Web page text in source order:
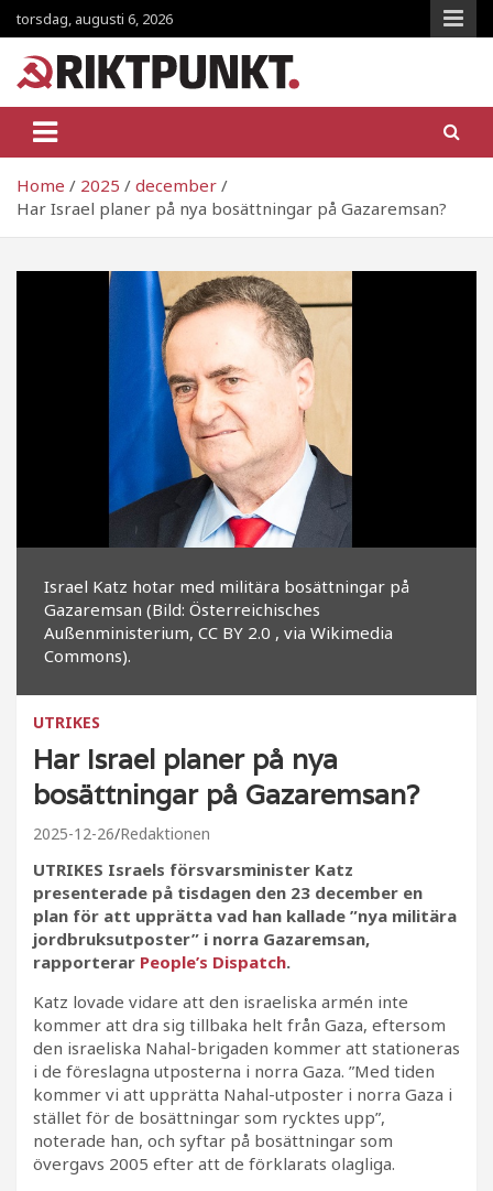
Skip
to
content
torsdag, augusti 6, 2026
RiktpunKt.nu
Home 2025
december
Har Israel planer på nya bosättningar på Gazaremsan?
Israel Katz hotar med militära bosättningar på
Gazaremsan (Bild: Österreichisches
Außenministerium, CC BY 2.0 , via Wikimedia
Commons).
UTRIKES
Har Israel planer på nya
bosättningar på Gazaremsan?
2025-12-26 Redaktionen
UTRIKES Israels försvarsminister Katz
presenterade på tisdagen den 23 december en
plan för att upprätta vad han kallade ”nya militära
jordbruksutposter” i norra Gazaremsan,
rapporterar People’s Dispatch.
Katz lovade vidare att den israeliska armén inte
kommer att dra sig tillbaka helt från Gaza, eftersom
den israeliska Nahal-brigaden kommer att stationeras
i de föreslagna utposterna i norra Gaza. ”Med tiden
kommer vi att upprätta Nahal-utposter i norra Gaza i
stället för de bosättningar som rycktes upp”,
noterade han, och syftar på bosättningar som
övergavs 2005 efter att de förklarats olagliga.